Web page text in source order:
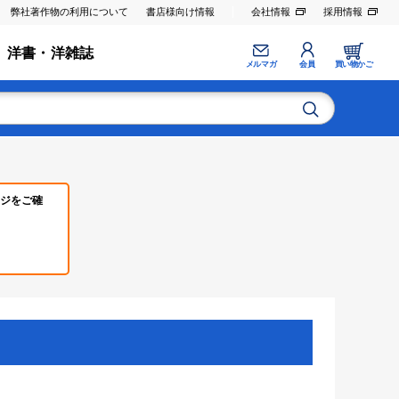
弊社著作物の利用について 書店様向け情報 会社情報 採用情報
洋書・洋雑誌
メルマガ 会員 買い物かご
をご確